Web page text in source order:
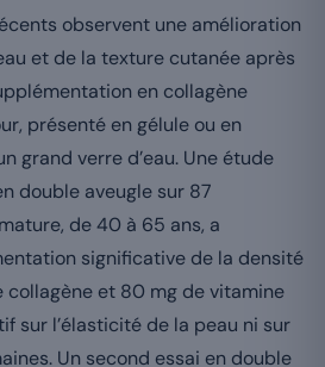
observent une amélioration
et de la texture cutanée après
en collagène
présenté en gélule ou en
grand verre d’eau. Une étude
double aveugle sur 87
de 40 à 65 ans, a
significative de la densité
collagène et 80 mg de vitamine
sur l’élasticité de la peau ni sur
Un second essai en double